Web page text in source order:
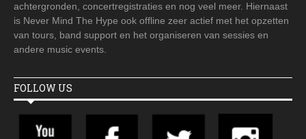
achtergronden, concertregistraties en nog veel meer. Hiernaast
is Never Mind The Hype ook offline zeer actief met het opzetten
van tours, band support en het organiseren van sessies en
andere music events.
FOLLOW US